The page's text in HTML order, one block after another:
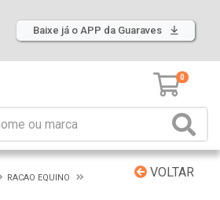
Baixe já o APP da Guaraves
0
VOLTAR
RACAO EQUINO